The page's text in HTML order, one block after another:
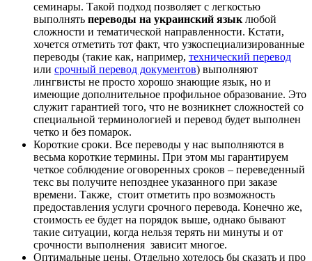
семинары. Такой подход позволяет с легкостью
выполнять переводы на украинский язык любой
сложности и тематической направленности. Кстати,
хочется отметить тот факт, что узкоспециализированные
переводы (такие как, например, технический перевод
или срочный перевод документов) выполняют
лингвисты не просто хорошо знающие язык, но и
имеющие дополнительное профильное образование. Это
служит гарантией того, что не возникнет сложностей со
специальной терминологией и перевод будет выполнен
четко и без помарок.
Короткие сроки. Все переводы у нас выполняются в
весьма короткие термины. При этом мы гарантируем
четкое соблюдение оговоренных сроков – переведенный
текс вы получите непозднее указанного при заказе
времени. Также, стоит отметить про возможность
предоставления услуги срочного перевода. Конечно же,
стоимость ее будет на порядок выше, однако бывают
такие ситуации, когда нельзя терять ни минуты и от
срочности выполнения зависит многое.
Оптимальные цены. Отдельно хотелось бы сказать и про